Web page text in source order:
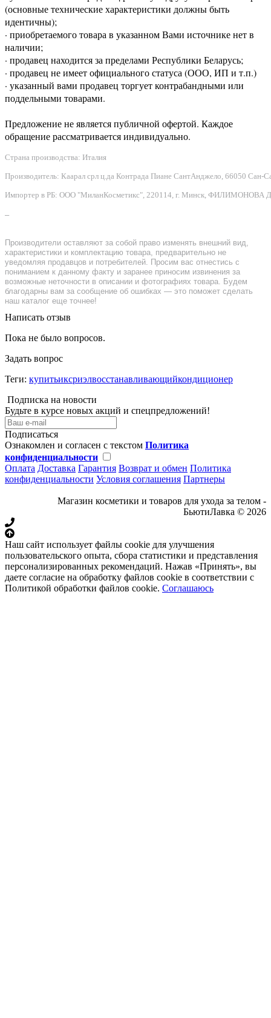
(основные технические характеристики должны быть
идентичны);
· приобретаемого товара в указанном Вами источнике нет в
наличии;
· продавец находится за пределами Республики Беларусь;
· продавец не имеет официального статуса (ООО, ИП и т.п.)
· указанный вами продавец торгует контрабандными или
поддельными товарами.
Предложение не является публичной офертой. Каждое
обращение рассматривается индивидуально.
Страна производства: Италия
Производитель: Каарал срл ц.да Контрада Пиане СантАнджело, 66050 Сан-
Импортер в РБ: ООО "МиланКосметикс", 220114, г. Минск, ФИЛИМОНОВА
–
Производители оставляют за собой право изменять внешний вид,
характеристики и комплектацию товара, предварительно не
уведомляя продавцов и потребителей. Просим вас отнестись с
пониманием к данному факту и заранее приносим извинения за
возможные неточности в описании и фотографиях товара. Будем
благодарны вам за сообщение об ошибках — это поможет сделать
наш каталог еще точнее!
Написать отзыв
Пока не было вопросов.
Задать вопрос
Теги: купитьиксриэлвосстанавливающийкондиционер
Подписка на новости
Будьте в курсе новых акций и спецпредложений!
Подписаться
Ознакомлен и согласен с текстом Политика
конфиденциальности
Оплата Доставка Гарантия Возврат и обмен Политика
конфиденциальности Условия соглашения Партнеры
Магазин косметики и товаров для ухода за телом -
БьютиЛавка © 2026
Наш сайт использует файлы cookie для улучшения
пользовательского опыта, сбора статистики и представления
персонализированных рекомендаций. Нажав «Принять», вы
даете согласие на обработку файлов cookie в соответствии с
Политикой обработки файлов cookie. Соглашаюсь